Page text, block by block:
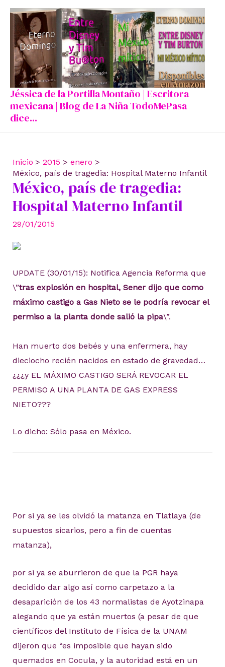
contenido
Jéssica de la Portilla Montaño | Escritora
mexicana | Blog de La Niña TodoMePasa
dice...
Inicio 2015
enero
México, país de tragedia: Hospital Materno Infantil
México, país de tragedia:
Hospital Materno Infantil
29/01/2015
UPDATE (30/01/15): Notifica Agencia Reforma que
\”tras explosión en hospital, Sener dijo que como
máximo castigo a Gas Nieto se le podría revocar el
permiso a la planta donde salió la pipa\”.
Han muerto dos bebés y una enfermera, hay
dieciocho recién nacidos en estado de gravedad…
¿¿¿y EL MÁXIMO CASTIGO SERÁ REVOCAR EL
PERMISO A UNA PLANTA DE GAS EXPRESS
NIETO???
Lo dicho: Sólo pasa en México.
Por si ya se les olvidó la matanza en Tlatlaya (de
supuestos sicarios, pero a fin de cuentas
matanza),
por si ya se aburrieron de que la PGR haya
decidido dar algo así como carpetazo a la
desaparición de los 43 normalistas de Ayotzinapa
alegando que ya están muertos (a pesar de que
científicos del Instituto de Física de la UNAM
dijeron que “es imposible que hayan sido
quemados en Cocula, y la autoridad está en un